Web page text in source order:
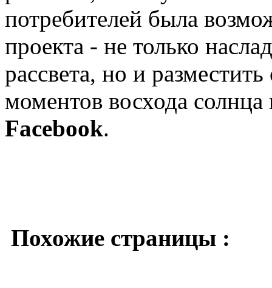
потребителей была
проекта - не только
рассвета, но и
моментов восхода
Facebook.
Похожие страницы :